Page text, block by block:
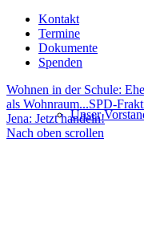
Unser
Kontakt
Termine
Dokumente
Spenden
Wohnen in der Schule:
als Wohnraum...SPD-
Jena: Jetzt handeln!
Nach oben scrollen